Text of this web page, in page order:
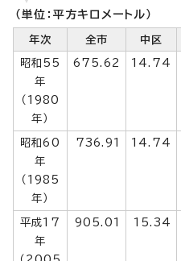
（単位：平方キロメートル）
年次 全市 中区
昭和55
年
（1980
年）
675.62 14.74
昭和60
年
（1985
年）
736.91 14.74
平成17
年
905.01 15.34